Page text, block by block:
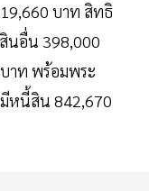
บาท สิทธิ
นอื่น 398,000
าท พร้อมพระ
หนี้สิน 842,670